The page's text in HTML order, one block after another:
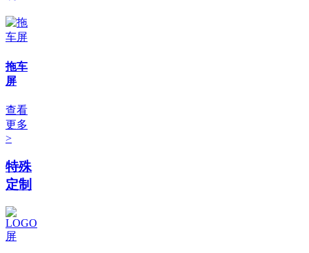
拖车
屏
查看
更多
>
特殊
定制